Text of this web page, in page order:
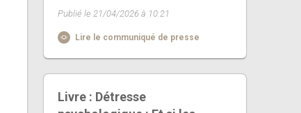
Publié le 21/04/2026 à 10:21
Lire le communiqué de presse
Livre : Détresse